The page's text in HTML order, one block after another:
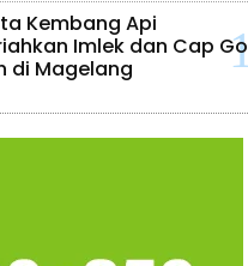
Kembang Api
Imlek dan Cap Go
di Magelang